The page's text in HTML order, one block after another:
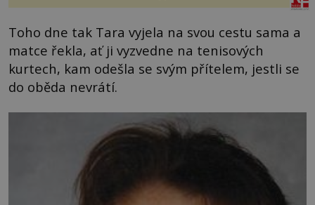
Toho dne tak Tara vyjela na svou cestu sama a
matce řekla, ať ji vyzvedne na tenisových
kurtech, kam odešla se svým přítelem, jestli se
do oběda nevrátí.